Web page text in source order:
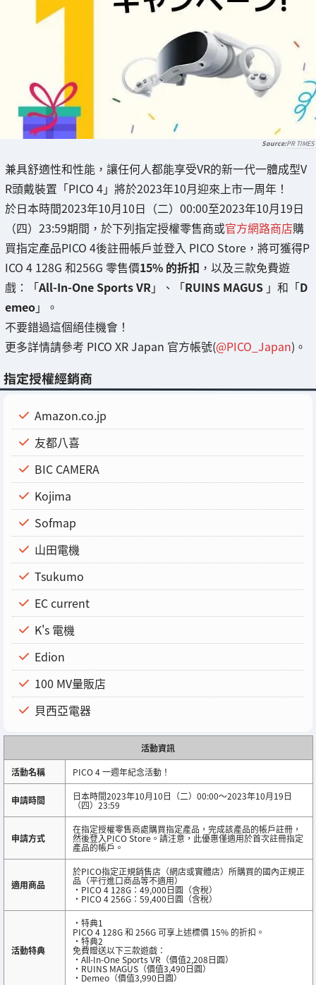
PR TIMES
兼具舒適性和性能，讓任何人都能享受VR的新一代一體成型V
R頭戴裝置「PICO 4」將於2023年10月迎來上市一周年！
於日本時間2023年10月10日（二）00:00至2023年10月19日
（四）23:59期間，於下列指定授權零售商或官方網路商店購
買指定產品PICO 4後註冊帳戶並登入 PICO Store，將可獲得P
ICO 4 128G 和256G 零售價15% 的折扣 ，以及三款免費遊
戲：「All-In-One Sports VR 」、「RUINS MAGUS 」和「D
emeo」。
不要錯過這個絕佳機會！
更多詳情請參考 PICO XR Japan 官方帳號(@PICO_Japan)。
指定授權經銷商
Amazon.co.jp
友都八喜
BIC CAMERA
Kojima
Sofmap
山田電機
Tsukumo
EC current
K's 電機
Edion
100 MV量販店
貝西亞電器
活動資訊
活動名稱
PICO 4 一週年紀念活動！
申請時間 日本時間2023年10月10日（二）00:00～2023年10月19日
（四）23:59
申請方式
在指定授權零售商處購買指定產品，完成該產品的帳戶註冊，
然後登入PICO Store。請注意，此優惠僅適用於首次註冊指定
產品的帳戶。
適用商品
於PICO指定正規銷售店（網店或實體店）所購買的國內正規正
品（平行進口商品等不適用）
・PICO 4 128G：49,000日圓（含稅）
・PICO 4 256G：59,400日圓（含稅）
活動特典
・特典1
PICO 4 128G 和 256G 可享上述標價 15% 的折扣。
・特典2
免費贈送以下三款遊戲：
・All-In-One Sports VR（價值2,208日圓）
・RUINS MAGUS（價值3,490日圓）
・Demeo（價值3,990日圓）